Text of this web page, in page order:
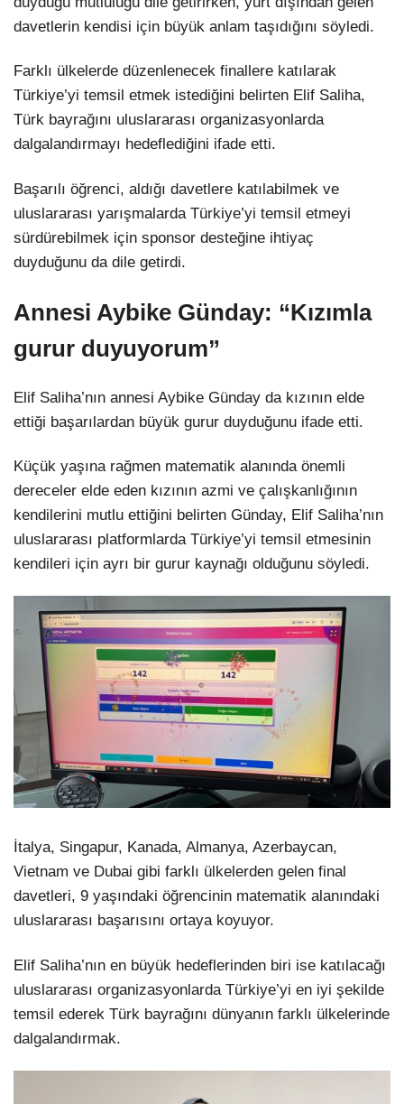
davetlerin kendisi için büyük anlam taşıdığını söyledi.
Farklı ülkelerde düzenlenecek finallere katılarak
Türkiye’yi temsil etmek istediğini belirten Elif Saliha,
Türk bayrağını uluslararası organizasyonlarda
dalgalandırmayı hedeflediğini ifade etti.
Başarılı öğrenci, aldığı davetlere katılabilmek ve
uluslararası yarışmalarda Türkiye’yi temsil etmeyi
sürdürebilmek için sponsor desteğine ihtiyaç
duyduğunu da dile getirdi.
Annesi Aybike Günday: “Kızımla
gurur duyuyorum”
Elif Saliha’nın annesi Aybike Günday da kızının elde
ettiği başarılardan büyük gurur duyduğunu ifade etti.
Küçük yaşına rağmen matematik alanında önemli
dereceler elde eden kızının azmi ve çalışkanlığının
kendilerini mutlu ettiğini belirten Günday, Elif Saliha’nın
uluslararası platformlarda Türkiye’yi temsil etmesinin
kendileri için ayrı bir gurur kaynağı olduğunu söyledi.
İtalya, Singapur, Kanada, Almanya, Azerbaycan,
Vietnam ve Dubai gibi farklı ülkelerden gelen final
davetleri, 9 yaşındaki öğrencinin matematik alanındaki
uluslararası başarısını ortaya koyuyor.
Elif Saliha’nın en büyük hedeflerinden biri ise katılacağı
uluslararası organizasyonlarda Türkiye’yi en iyi şekilde
temsil ederek Türk bayrağını dünyanın farklı ülkelerinde
dalgalandırmak.